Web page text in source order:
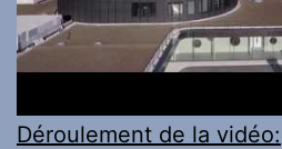
Déroulement de la vidéo: